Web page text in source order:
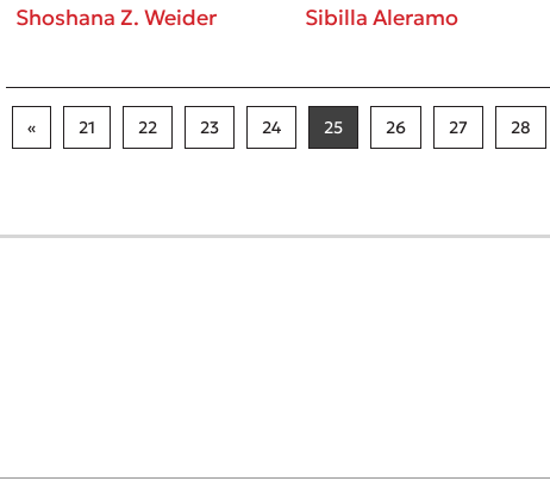
Shoshana Z. Weider Sibilla Aleramo
« 21 22 23 24 25 26 27 28